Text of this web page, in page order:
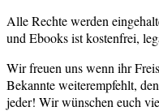
Alle Rechte werden
und Ebooks ist kostenfrei,
Wir freuen uns wenn ihr
Bekannte weiterempfehlt,
jeder! Wir wünschen euch